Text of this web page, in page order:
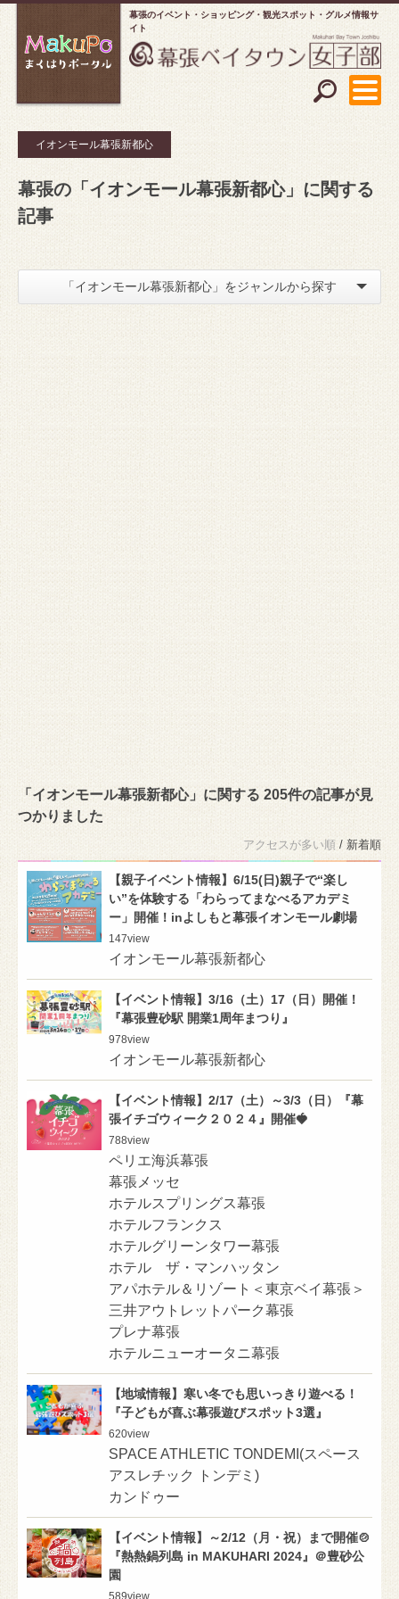
幕張のイベント・ショッピング
観光スポット・グルメ情報サ
イト
イオンモール幕張新都心
幕張の「イオンモール幕張新都心」に関する
記事
「イオンモール幕張新都心」をジャンルから探す
「イオンモール幕張新都心」に関する 205件の記事が見
つかりました
アクセスが多い順 / 新着順
【親子イベント情報】6/15(日)親子で“楽し
い”を体験する「わらってまなべるアカデミ
ー」開催！inよしもと幕張イオンモール劇場
147view
イオンモール幕張新都心
【イベント情報】3/16（土）17（日）開催！
『幕張豊砂駅 開業1周年まつり』
978view
イオンモール幕張新都心
【イベント情報】2/17（土）～3/3（日）『幕
張イチゴウィーク２０２４』開催🍓
788view
ペリエ海浜幕張
幕張メッセ
ホテルスプリングス幕張
ホテルフランクス
ホテルグリーンタワー幕張
ホテル ザ・マンハッタン
アパホテル＆リゾート＜東京ベイ幕張＞
三井アウトレットパーク幕張
プレナ幕張
ホテルニューオータニ幕張
【地域情報】寒い冬でも思いっきり遊べる！
『⼦どもが喜ぶ幕張遊びスポット3選』
620view
SPACE ATHLETIC TONDEMI(スペース
アスレチック トンデミ)
カンドゥー
【イベント情報】～2/12（月・祝）まで開催🍲
『熱熱鍋列島 in MAKUHARI 2024』＠豊砂公
園
589view